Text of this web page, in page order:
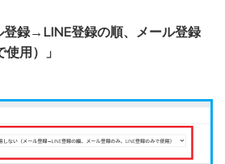
登録→LINE登録の順、メール登録
用）」